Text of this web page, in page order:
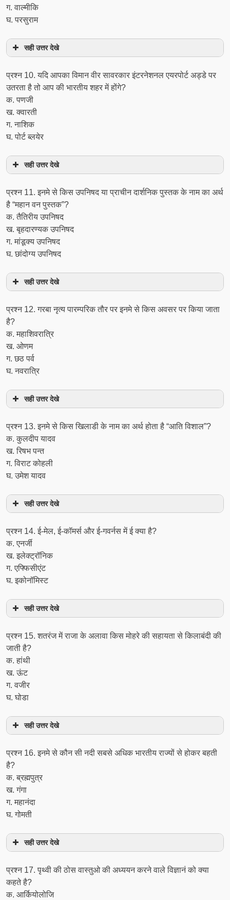
ग. वाल्मीकि
घ. परसुराम
सही उत्तर देखे
प्रश्‍न 10. यदि आपका विमान वीर सावरकार इंटरनेशनल एयरपोर्ट अड्डे पर
उतरता है तो आप की भारतीय शहर में होंगे?
क. पणजी
ख. क्वारती
ग. नाशिक
घ. पोर्ट ब्लयेर
सही उत्तर देखे
प्रश्‍न 11. इनमे से किस उपनिषद या प्राचीन दार्शनिक पुस्तक के नाम का अर्थ
है “महान वन पुस्तक”?
क. तैतिरीय उपनिषद
ख. बृहदारण्यक उपनिषद
ग. मांडूक्य उपनिषद
घ. छांदोग्य उपनिषद
सही उत्तर देखे
प्रश्‍न 12. गरबा नृत्य पारम्परिक तौर पर इनमे से किस अवसर पर किया जाता
है?
क. महाशिवरात्रि
ख. ओणम
ग. छठ पर्व
घ. नवरात्रि
सही उत्तर देखे
प्रश्‍न 13. इनमे से किस खिलाडी के नाम का अर्थ होता है “आति विशाल”?
क. कुलदीप यादव
ख. रिषभ पन्त
ग. विराट कोहली
घ. उमेश यादव
सही उत्तर देखे
प्रश्‍न 14. ई-मेल, ई-कॉमर्स और ई-गवर्नस में ई क्या है?
क. एनर्जी
ख. इलेक्ट्रॉनिक
ग. एफ्फिसीएंट
घ. इकोनॉमिस्ट
सही उत्तर देखे
प्रश्‍न 15. शतरंज में राजा के अलावा किस मोहरे की सहायता से किलाबंदी की
जाती है?
क. हांथी
ख. ऊंट
ग. वजीर
घ. घोडा
सही उत्तर देखे
प्रश्‍न 16. इनमे से कौन सी नदी सबसे अधिक भारतीय राज्यों से होकर बहती
है?
क. ब्रह्मपुत्र
ख. गंगा
ग. महानंदा
घ. गोमती
सही उत्तर देखे
प्रश्‍न 17. पृथ्वी की ठोस वास्तुओ की अध्ययन करने वाले विज्ञानं को क्या
कहते है?
क. आर्कियोलोजि